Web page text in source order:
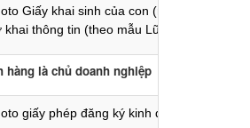
Giấy khai sinh của con (nếu có con đi
khai thông tin (theo mẫu Lữ Hành
là chủ doanh nghiệp
giấy phép đăng ký kinh doanh